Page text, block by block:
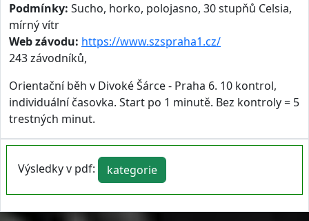
Podmínky: Sucho, horko, polojasno, 30 stupňů Celsia,
mírný vítr
Web závodu: https://www.szspraha1.cz/
243 závodníků,
Orientační běh v Divoké Šárce - Praha 6. 10 kontrol,
individuální časovka. Start po 1 minutě. Bez kontroly = 5
trestných minut.
Výsledky v pdf: kategorie